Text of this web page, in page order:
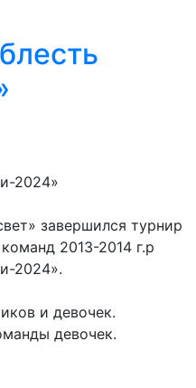
2024»
завершился турнир
2013-2014 г.р
2024».
и девочек.
девочек.